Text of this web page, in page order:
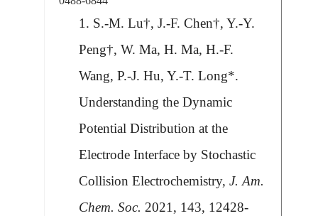
1. S.-M. Lu†, J.-F. Chen†,Y.-Y.
Peng†, W. Ma, H. Ma, H.-F.
Wang, P.-J. Hu, Y.-T. Long*.
Understanding the Dynamic
Potential Distribution at the
Electrode Interface by Stochastic
Collision Electrochemistry,J. Am.
Chem. Soc.2021, 143, 12428-